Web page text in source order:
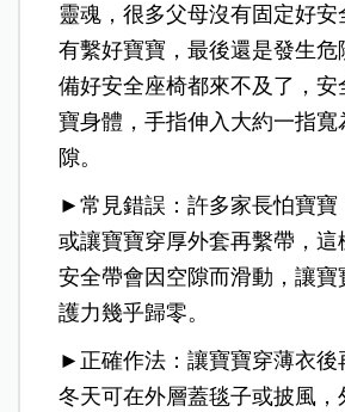
靈魂，很多父母沒有固定好安
有繫好寶寶，最後還是發生
備好安全座椅都來不及了，
寶身體，手指伸入大約一指寬
隙。
►常見錯誤：許多家長怕寶寶
或讓寶寶穿厚外套再繫帶，這
安全帶會因空隙而滑動，讓
護力幾乎歸零。
►正確作法：讓寶寶穿薄衣後
冬天可在外層蓋毯子或披風